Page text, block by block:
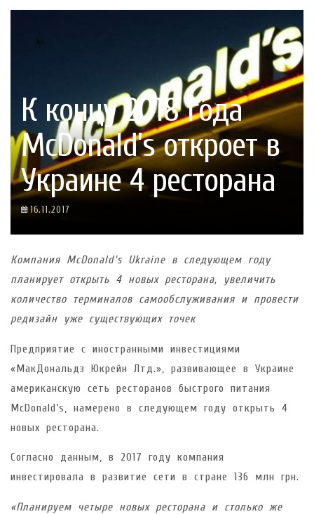
К концу 2018 года
McDonald’s откроет в
Украине 4 ресторана
16.11.2017
Компания McDonald’s Ukraine в следующем году
планирует открыть 4 новых ресторана, увеличить
количество терминалов самообслуживания и провести
редизайн уже существующих точек
Предприятие с иностранными инвестициями
«МакДональдз Юкрейн Лтд.», развивающее в Украине
американскую сеть ресторанов быстрого питания
McDonald’s, намерено в следующем году открыть 4
новых ресторана.
Согласно данным, в 2017 году компания
инвестировала в развитие сети в стране 136 млн грн.
«Планируем четыре новых ресторана и столько же